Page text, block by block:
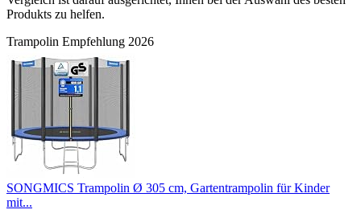
Produkts zu helfen.
Trampolin Empfehlung 2026
SONGMICS Trampolin Ø 305 cm, Gartentrampolin für Kinder
mit...